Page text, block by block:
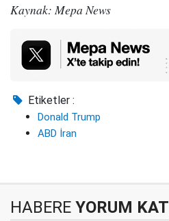
Kaynak: Mepa News
Etiketler :
Donald Trump
ABD İran
HABERE YORUM KAT